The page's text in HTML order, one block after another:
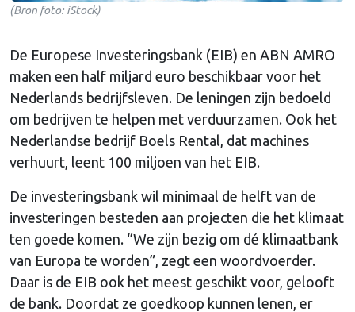
(Bron foto: iStock)
De Europese Investeringsbank (EIB) en ABN AMRO
maken een half miljard euro beschikbaar voor het
Nederlands bedrijfsleven. De leningen zijn bedoeld
om bedrijven te helpen met verduurzamen. Ook het
Nederlandse bedrijf Boels Rental, dat machines
verhuurt, leent 100 miljoen van het EIB.
De investeringsbank wil minimaal de helft van de
investeringen besteden aan projecten die het klimaat
ten goede komen. “We zijn bezig om dé klimaatbank
van Europa te worden”, zegt een woordvoerder.
Daar is de EIB ook het meest geschikt voor, gelooft
de bank. Doordat ze goedkoop kunnen lenen, er